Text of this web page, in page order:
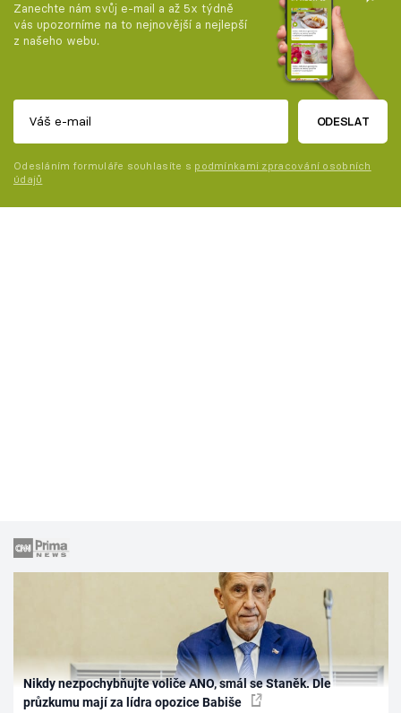
Zanechte nám svůj e-mail a až 5x týdně
vás upozorníme na to nejnovější a nejlepší
z našeho webu.
ODESLAT
Odesláním formuláře souhlasíte s podmínkami zpracování osobních
údajů
Nikdy nezpochybňujte voliče ANO, smál se Staněk. Dle
průzkumu mají za lídra opozice Babiše